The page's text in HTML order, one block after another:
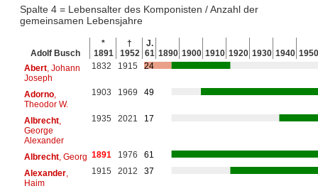
Spalte 4 = Lebensalter des Komponisten / Anzahl der
gemeinsamen Lebensjahre
Adolf Busch
*
1891
†
1952
J.
61 1890 1900 1910 1920 1930 1940 1950
Abert, Johann
Joseph
1832 1915 24
Adorno,
Theodor W.
1903 1969 49
Albrecht,
George
Alexander
1935 2021 17
Albrecht, Georg 1891 1976
61
Alexander,
Haim
1915 2012 37